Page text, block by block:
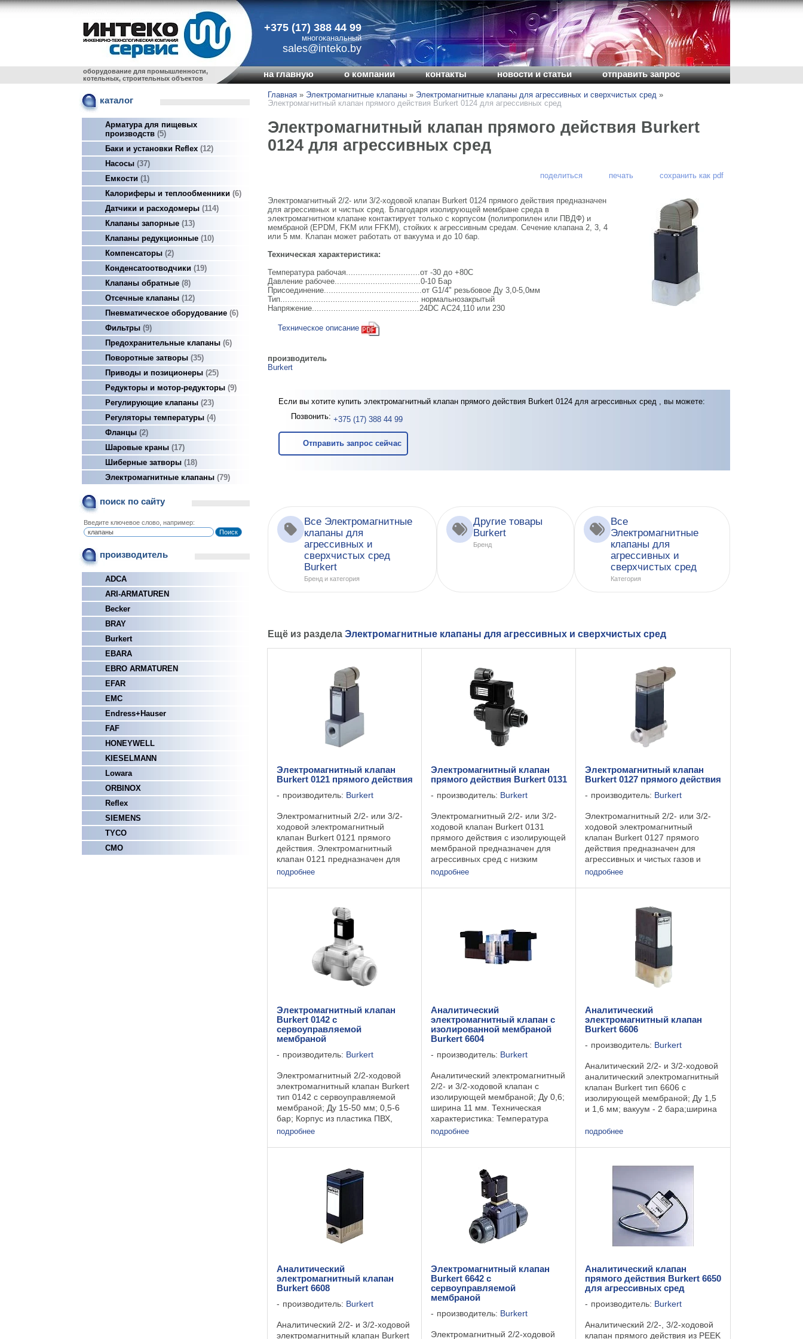
+375 (17) 388 44 99
многоканальный
sales@inteko.by
оборудование для промышленности,
котельных, строительных объектов
на главную о компании контакты новости и статьи отправить запрос
каталог
Арматура для пищевых
производств 5
Баки и установки Reflex 12
Насосы 37
Емкости
1
Калориферы и теплообменники 6
Датчики и расходомеры 114
Клапаны запорные 13
Клапаны редукционные 10
Компенсаторы 2
Конденсатоотводчики
19
Клапаны обратные 8
Отсечные клапаны 12
Пневматическое оборудование 6
Фильтры 9
Предохранительные клапаны 6
Поворотные затворы 35
Приводы и позиционеры 25
Редукторы и мотор-редукторы 9
Регулирующие клапаны 23
Регуляторы температуры 4
Фланцы 2
Шаровые краны 17
Шиберные затворы 18
Электромагнитные клапаны 79
поиск по сайту
Введите ключевое слово, например:
производитель
ADCA
ARI-ARMATUREN
Becker
BRAY
Burkert
EBARA
EBRO ARMATUREN
EFAR
EMC
Endress+Hauser
FAF
HONEYWELL
KIESELMANN
Lowara
ORBINOX
Reflex
SIEMENS
TYCO
СМО
Главная » Электромагнитные клапаны » Электромагнитные клапаны для агрессивных и сверхчистых сред »
Электромагнитный клапан прямого действия Burkert 0124 для агрессивных сред
Электромагнитный клапан прямого действия Burkert
0124 для агрессивных сред
поделиться печать сохранить как pdf
Электромагнитный 2/2- или 3/2-ходовой клапан Burkert 0124 прямого действия предназначен
для агрессивных и чистых сред. Благодаря изолирующей мембране среда в
электромагнитном клапане контактирует только с корпусом (полипропилен или ПВДФ) и
мембраной (EPDM, FKM или FFKM), стойких к агрессивным средам. Сечение клапана 2, 3, 4
или 5 мм. Клапан может работать от вакуума и до 10 бар.
Техническая характеристика:
Температура рабочая...............................от -30 до +80C
Давление рабочее....................................0-10 Бар
Присоединение.........................................от G1/4" резьбовое Ду 3,0-5,0мм
Тип.......................................................... нормальнозакрытый
Напряжение.............................................24DC АС24,110 или 230
Техническое описание
производитель
Burkert
Если вы хотите купить электромагнитный клапан прямого действия Burkert 0124 для агрессивных сред , вы можете:
Позвонить: +375 (17) 388 44 99
Отправить запрос сейчас
Все Электромагнитные
клапаны для
агрессивных и
сверхчистых сред
Burkert
Бренд и категория
Другие товары
Burkert
Бренд
Все
Электромагнитные
клапаны для
агрессивных и
сверхчистых сред
Категория
Ещё из раздела Электромагнитные клапаны для агрессивных и сверхчистых сред
Электромагнитный клапан
Burkert 0121 прямого действия
производитель: Burkert
Электромагнитный 2/2- или 3/2-
ходовой электромагнитный
клапан Burkert 0121 прямого
действия. Электромагнитный
клапан 0121 предназначен для
агрессивных жидкостей и газов с
исполнения корпусов (ПВХ,
подробнее
Электромагнитный клапан
прямого действия Burkert 0131
производитель: Burkert
Электромагнитный 2/2- или 3/2-
ходовой клапан Burkert 0131
прямого действия с изолирующей
мембраной предназначен для
агрессивных сред с низким
давленим. Присоединение:
Корпус из пластика. Техническая
подробнее
Электромагнитный клапан
Burkert 0127 прямого действия
производитель: Burkert
Электромагнитный 2/2- или 3/2-
ходовой электромагнитный
клапан Burkert 0127 прямого
действия предназначен для
агрессивных и чистых газов и
жидкостей с небольшим расходом
Электромагнитный клапан 0127
подробнее
Электромагнитный клапан
Burkert 0142 с
сервоуправляемой
мембраной
производитель: Burkert
Электромагнитный 2/2-ходовой
электромагнитный клапан Burkert
тип 0142 с сервоуправляемой
мембраной; Ду 15-50 мм; 0,5-6
бар; Корпус из пластика ПВХ,
ПВДФ. Контакт со средой
корпусом. Техническая
подробнее
Аналитический
электромагнитный клапан с
изолированной мембраной
Burkert 6604
производитель: Burkert
Аналитический электромагнитный
2/2- и 3/2-ходовой клапан с
изолирующей мембраной; Ду 0,6;
ширина 11 мм. Техническая
характеристика: Температура
рабочая...............................от 0 до
подробнее
Аналитический
электромагнитный клапан
Burkert 6606
производитель: Burkert
Аналитический 2/2- и 3/2-ходовой
аналитический электромагнитный
клапан Burkert тип 6606 с
изолирующей мембраной; Ду 1,5
и 1,6 мм; вакуум - 2 бара;ширина
характеристика: Температура
подробнее
Аналитический
электромагнитный клапан
Burkert 6608
производитель: Burkert
Аналитический 2/2- и 3/2-ходовой
электромагнитный клапан Burkert
Электромагнитный клапан
Burkert 6642 с
сервоуправляемой
мембраной
производитель: Burkert
Электромагнитный 2/2-ходовой
Аналитический клапан
прямого действия Burkert 6650
для агрессивных сред
производитель: Burkert
Аналитический 2/2-, 3/2-ходовой
клапан прямого действия из PEEK